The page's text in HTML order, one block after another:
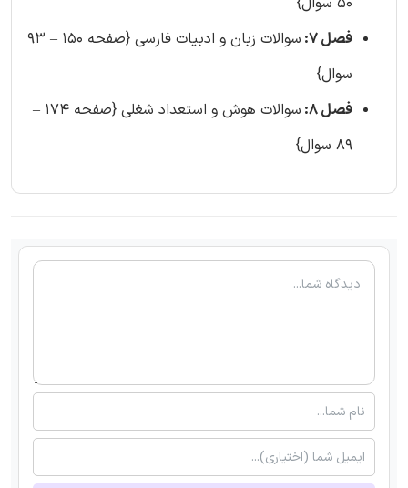
فصل 7:
سوالات زبان و ادبیات فارسی {صفحه 150 – 93
سوال}
فصل 8:
سوالات هوش و استعداد شغلی {صفحه 174 –
89 سوال}